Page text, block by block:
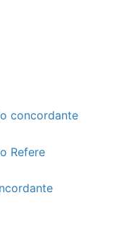
concordante
Refere